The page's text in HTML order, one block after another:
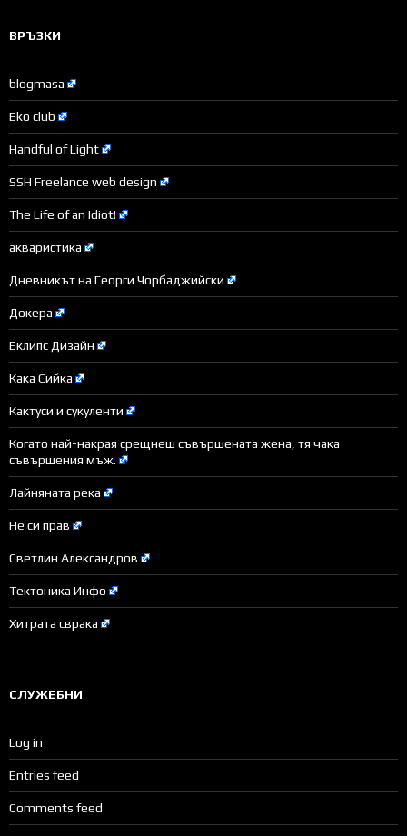
ВРЪЗКИ
blogmasa
Eko club
Handful of Light
SSH Freelance web design
The Life of an Idiot!
акваристика
Дневникът на Георги Чорбаджийски
Докера
Еклипс Дизайн
Кака Сийка
Кактуси и сукуленти
Когато най-накрая срещнеш съвършената жена, тя чака
съвършения мъж.
Лайняната река
Не си прав
Светлин Александров
Тектоника Инфо
Хитрата сврака
СЛУЖЕБНИ
Log in
Entries feed
Comments feed